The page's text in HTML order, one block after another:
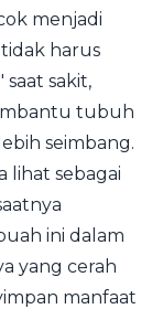
menjadi
harus
sakit,
tubuh
seimbang.
lihat sebagai
ini dalam
yang cerah
manfaat